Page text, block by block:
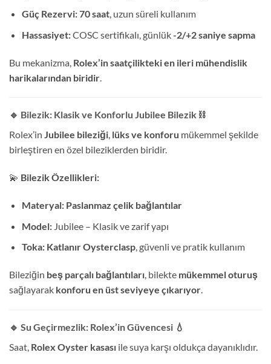
Güç Rezervi:70 saat, uzun süreli kullanım
Hassasiyet:COSC sertifikalı, günlük-2/+2 saniye sapma
Bu mekanizma, Rolex’in saatçilikteki en ileri mühendislik
harikalarından biridir
🔹 Bilezik: Klasik ve Konforlu Jubilee Bilezik ⛓️
Rolex’in Jubilee bileziği, lüks ve konforu mükemmel şekilde
birleştiren en özel bileziklerden biridir.
💫 Bilezik Özellikleri:
Materyal: Paslanmaz çelik bağlantılar
Model:Jubilee – Klasik ve zarif yapı
Toka: Katlanır Oysterclasp, güvenli ve pratik kullanım
Bileziğin beş parçalı bağlantıları, bilekte mükemmel oturuş
sağlayarak konforu en üst seviyeye çıkarıyor.
🔹 Su Geçirmezlik: Rolex’in Güvencesi 💧
Saat, Rolex Oyster kasası ile suya karşı oldukça dayanıklıdır.